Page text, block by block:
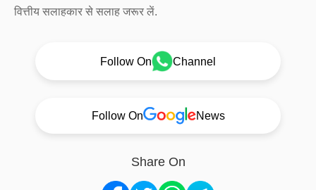
वित्तीय सलाहकार से सलाह जरूर लें.
Follow On Channel
Follow On News
Share On